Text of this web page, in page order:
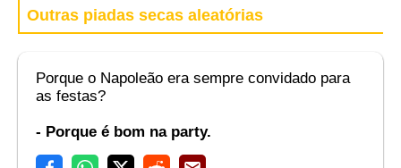
Outras piadas secas aleatórias
Porque o Napoleão era sempre convidado para
as festas?
- Porque é bom na party.